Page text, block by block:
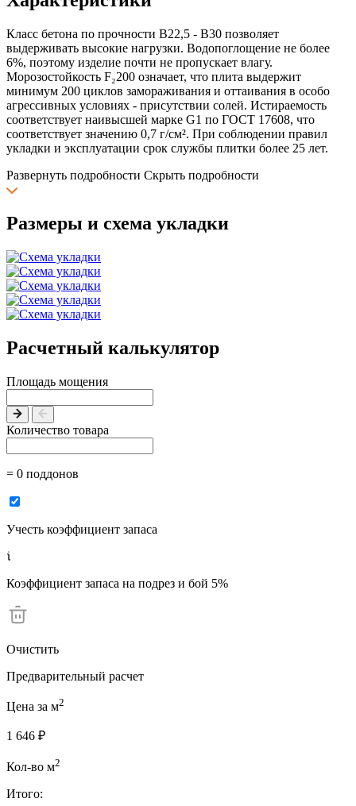
Класс бетона по прочности B22,5 - B30 позволяет
выдерживать высокие нагрузки. Водопоглощение не более
6%, поэтому изделие почти не пропускает влагу.
Морозостойкость F₂200 означает, что плита выдержит
минимум 200 циклов замораживания и оттаивания в особо
агрессивных условиях - присутствии солей. Истираемость
соответствует наивысшей марке G1 по ГОСТ 17608, что
соответствует значению 0,7 г/см². При соблюдении правил
укладки и эксплуатации срок службы плитки более 25 лет.
Развернуть подробности Скрыть подробности
Размеры и схема укладки
Расчетный калькулятор
Площадь мощения
Количество товара
= 0 поддонов
Учесть коэффициент запаса
Коэффициент запаса на подрез и бой 5%
Очистить
Предварительный расчет
Цена за м2
1 646 ₽
Кол-во м2
Итого: